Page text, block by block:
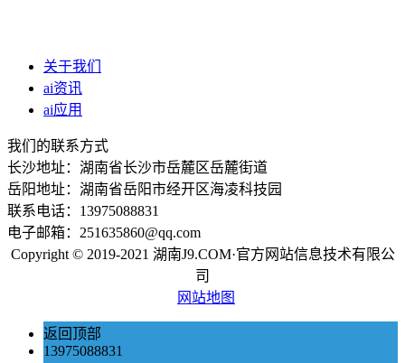
关于我们
ai资讯
ai应用
我们的联系方式
长沙地址：湖南省长沙市岳麓区岳麓街道
岳阳地址：湖南省岳阳市经开区海凌科技园
联系电话：13975088831
电子邮箱：251635860@qq.com
Copyright © 2019-2021 湖南J9.COM·官方网站信息技术有限公
司
网站地图
返回顶部
13975088831